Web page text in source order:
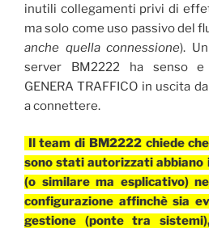
inutili collegamenti privi di
ma solo come uso passivo del
anche quella connessione).
server BM2222 ha senso
GENERA TRAFFICO in uscita
a connettere.
Il team di BM2222 chiede
sono stati autorizzati abbiano
(o similare ma esplicativo)
configurazione affinchè sia
gestione (ponte tra